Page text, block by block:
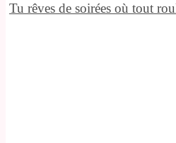
Tu rêves de soirées où tout